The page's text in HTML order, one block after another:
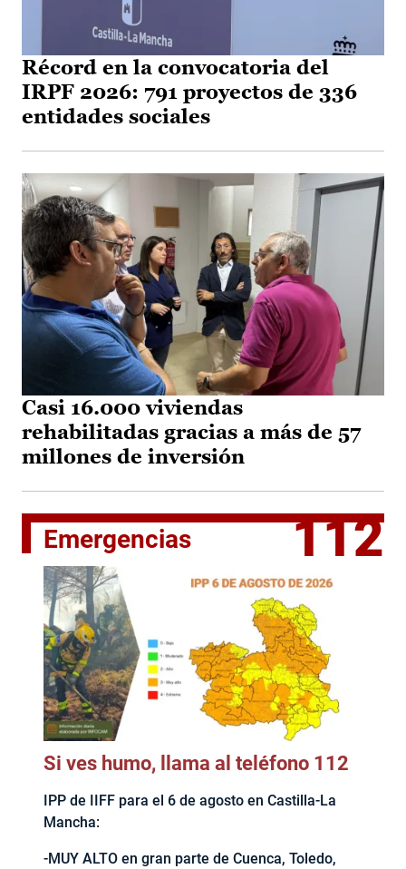
Récord en la convocatoria del
IRPF 2026: 791 proyectos de 336
entidades sociales
Casi 16.000 viviendas
rehabilitadas gracias a más de 57
millones de inversión
Emergencias 112
Si ves humo, llama al teléfono 112
IPP de IIFF para el 6 de agosto en Castilla-La
Mancha:
-MUY ALTO en gran parte de Cuenca, Toledo,